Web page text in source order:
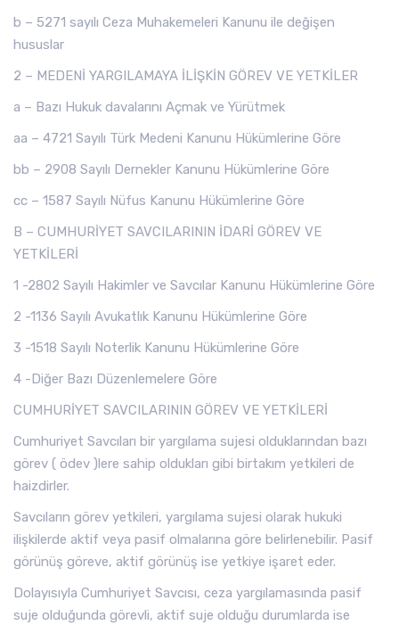
b – 5271 sayılı Ceza Muhakemeleri Kanunu ile değişen
hususlar
2 – MEDENİ YARGILAMAYA İLİŞKİN GÖREV VE YETKİLER
a – Bazı Hukuk davalarını Açmak ve Yürütmek
aa – 4721 Sayılı Türk Medeni Kanunu Hükümlerine Göre
bb – 2908 Sayılı Dernekler Kanunu Hükümlerine Göre
cc – 1587 Sayılı Nüfus Kanunu Hükümlerine Göre
B – CUMHURİYET SAVCILARININ İDARİ GÖREV VE
YETKİLERİ
1 -2802 Sayılı Hakimler ve Savcılar Kanunu Hükümlerine Göre
2 -1136 Sayılı Avukatlık Kanunu Hükümlerine Göre
3 -1518 Sayılı Noterlik Kanunu Hükümlerine Göre
4 -Diğer Bazı Düzenlemelere Göre
CUMHURİYET SAVCILARININ GÖREV VE YETKİLERİ
Cumhuriyet Savcıları bir yargılama sujesi olduklarından bazı
görev ( ödev )lere sahip oldukları gibi birtakım yetkileri de
haizdirler.
Savcıların görev yetkileri, yargılama sujesi olarak hukuki
ilişkilerde aktif veya pasif olmalarına göre belirlenebilir. Pasif
görünüş göreve, aktif görünüş ise yetkiye işaret eder.
Dolayısıyla Cumhuriyet Savcısı, ceza yargılamasında pasif
suje olduğunda görevli, aktif suje olduğu durumlarda ise